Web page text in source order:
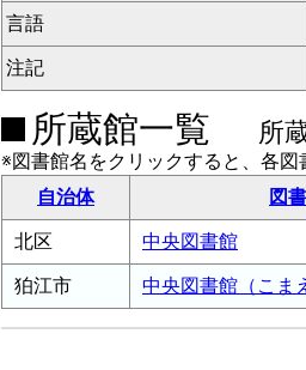
言語
注記
所蔵館一覧 所
※図書館名をクリックすると、各図
自治体
図
北区 中央図書館
狛江市 中央図書館（こま